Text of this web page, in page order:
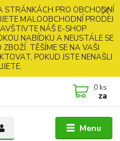
STRÁNKÁCH PRO OBCHODNÍ
MALOOBCHODNÍ PRODEJ
NÁŠ E-SHOP
NABÍDKU A NEUSTÁLE SE
TĚŠÍME SE NA VAŠI
POKUD JSTE NENAŠLI
Menu
0 ks
za